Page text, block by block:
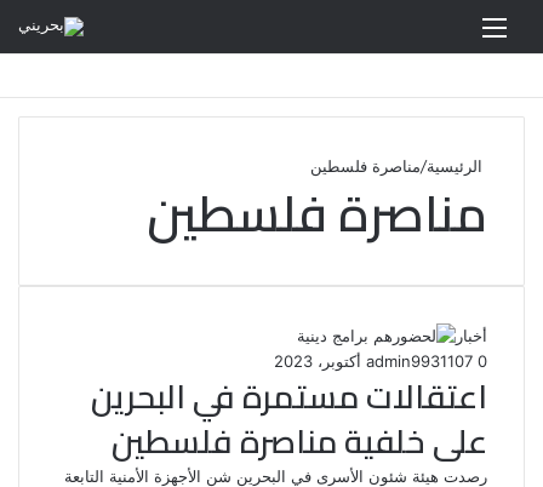
الرئيسية/مناصرة فلسطين
مناصرة فلسطين
أخبار
admin9931 أكتوبر، 2023 0
اعتقالات مستمرة في البحرين
على خلفية مناصرة فلسطين
رصدت هيئة شئون الأسرى في البحرين شن الأجهزة الأمنية التابعة